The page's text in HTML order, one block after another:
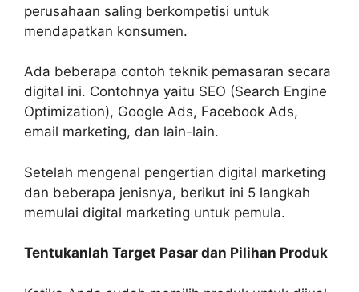
perusahaan saling berkompetisi untuk
mendapatkan konsumen.
Ada beberapa contoh teknik pemasaran secara
digital ini. Contohnya yaitu SEO (Search Engine
Optimization), Google Ads, Facebook Ads,
email marketing, dan lain-lain.
Setelah mengenal pengertian digital marketing
dan beberapa jenisnya, berikut ini 5 langkah
memulai digital marketing untuk pemula.
Tentukanlah Target Pasar dan Pilihan Produk